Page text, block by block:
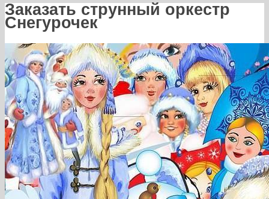
Заказать струнный оркестр
Снегурочек